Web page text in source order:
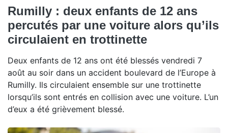
Rumilly : deux enfants de 12 ans
percutés par une voiture alors qu’ils
circulaient en trottinette
Deux enfants de 12 ans ont été blessés vendredi 7
août au soir dans un accident boulevard de l’Europe à
Rumilly. Ils circulaient ensemble sur une trottinette
lorsqu’ils sont entrés en collision avec une voiture. L’un
d’eux a été grièvement blessé.